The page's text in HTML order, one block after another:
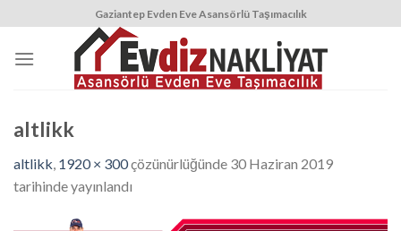
content
Gaziantep Evden Eve Asansörlü Taşımacılık
altlikk
altlikk, 1920 × 300çözünürlüğünde 30 Haziran 2019
tarihinde yayınlandı